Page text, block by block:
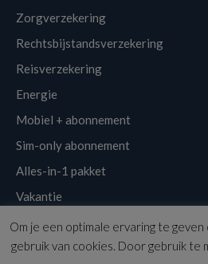
Zorgverzekering
Rechtsbijstandsverzekering
Reisverzekering
Energie
Mobiel + abonnement
Sim-only abonnement
Alles-in-1 pakket
Vakantie
Klantenservice Links Disclaimer Sitemap
Om je een optimale ervaring te
gebruik van cookies. Door gebruik te